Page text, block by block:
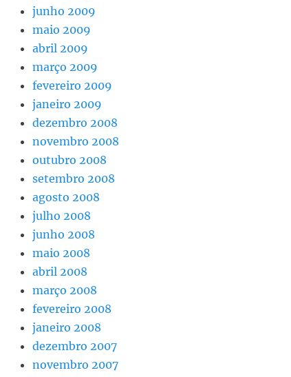
junho 2009
maio 2009
abril 2009
março 2009
fevereiro 2009
janeiro 2009
dezembro 2008
novembro 2008
outubro 2008
setembro 2008
agosto 2008
julho 2008
junho 2008
maio 2008
abril 2008
março 2008
fevereiro 2008
janeiro 2008
dezembro 2007
novembro 2007